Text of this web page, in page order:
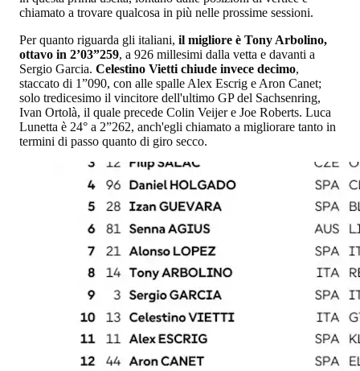
chiamato a trovare qualcosa in più nelle prossime sessioni.
Per quanto riguarda gli italiani, il migliore è Tony Arbolino,
ottavo in 2’03”259, a 926 millesimi dalla vetta e davanti a
Sergio Garcia. Celestino Vietti chiude invece decimo,
staccato di 1”090, con alle spalle Alex Escrig e Aron Canet;
solo tredicesimo il vincitore dell'ultimo GP del Sachsenring,
Ivan Ortolà, il quale precede Colin Veijer e Joe Roberts. Luca
Lunetta è 24° a 2”262, anch'egli chiamato a migliorare tanto in
termini di passo quanto di giro secco.